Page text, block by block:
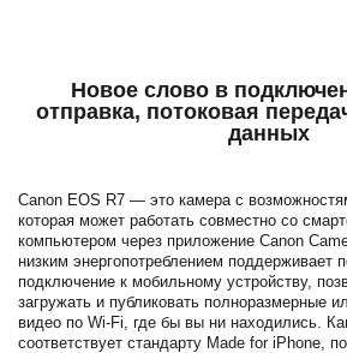
Новое слово в
отправка, потоковая
данных
Canon EOS R7 — это камера с
которая может работать совместно со
компьютером через приложение Canon
низким энергопотреблением поддерживает
подключение к мобильному устройству,
загружать и публиковать полноразмерные
видео по Wi-Fi, где бы вы ни находились.
соответствует стандарту Made for iPhone,